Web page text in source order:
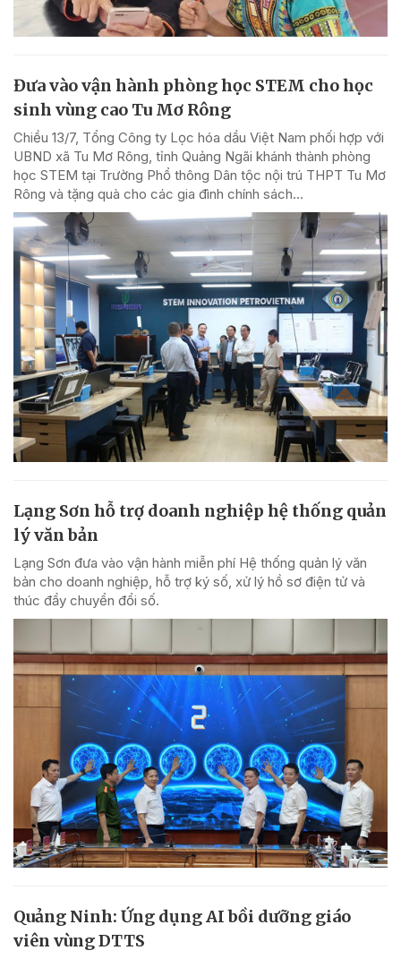
Đưa vào vận hành phòng học STEM cho học
sinh vùng cao Tu Mơ Rông
Chiều 13/7, Tổng Công ty Lọc hóa dầu Việt Nam phối hợp với
UBND xã Tu Mơ Rông, tỉnh Quảng Ngãi khánh thành phòng
học STEM tại Trường Phổ thông Dân tộc nội trú THPT Tu Mơ
Rông và tặng quà cho các gia đình chính sách...
Lạng Sơn hỗ trợ doanh nghiệp hệ thống quản
lý văn bản
Lạng Sơn đưa vào vận hành miễn phí Hệ thống quản lý văn
bản cho doanh nghiệp, hỗ trợ ký số, xử lý hồ sơ điện tử và
thúc đẩy chuyển đổi số.
Quảng Ninh: Ứng dụng AI bồi dưỡng giáo
viên vùng DTTS